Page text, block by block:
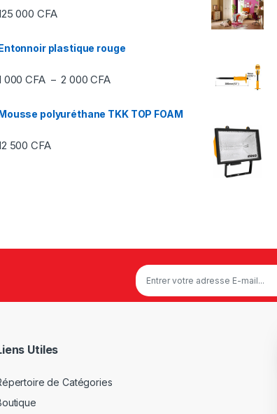
000 CFA
plastique rouge
000CFA – 2 000CFAPlage de prix : 1 000 CFA à 2 000 CFA
polyuréthane TKK TOP FOAM
500CFA
Utiles
de Catégories